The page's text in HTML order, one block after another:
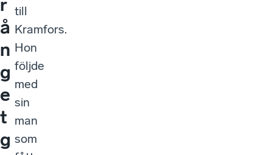
r
å
n
g
e
t
g
till
Kramfors.
Hon
följde
med
sin
man
som